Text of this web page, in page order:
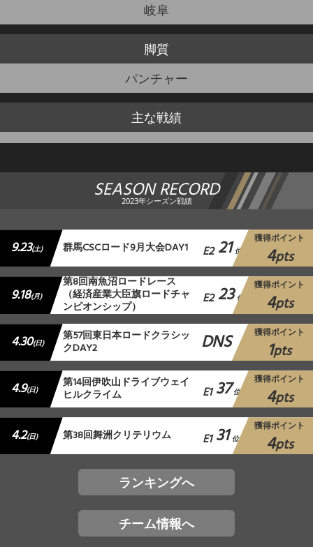
岐阜
脚質
パンチャー
主な戦績
SEASON RECORD
2023年シーズン戦績
9.23(土) 群馬CSCロード9月大会DAY1 E2 21 位
獲得ポイント
4pts
9.18(月)
第8回南魚沼ロードレース
（経済産業大臣旗ロードチャ
ンピオンシップ） E2 23 位
獲得ポイント
4pts
4.30(日) 第57回東日本ロードクラシッ
クDAY2 DNS 獲得ポイント
1pts
4.9(日) 第14回伊吹山ドライブウェイ
ヒルクライム E1 37 位
獲得ポイント
4pts
4.2(日) 第38回舞洲クリテリウム E1 31 位
獲得ポイント
4pts
ランキングへ
チーム情報へ